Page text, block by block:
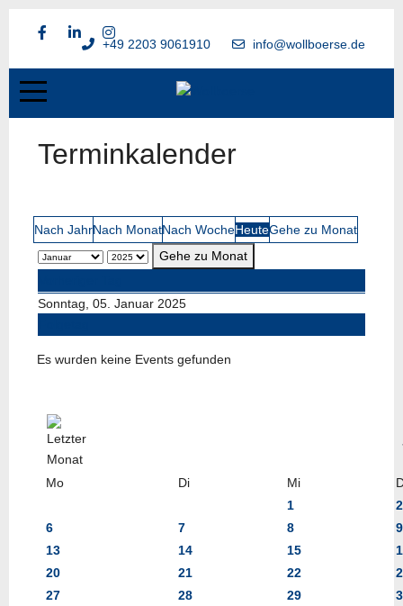
+49 2203 9061910 info@wollboerse.de
Terminkalender
Nach JahrNach MonatNach WocheHeuteGehe zu Monat
Gehe zu Monat
Sonntag, 05. Januar 2025
Es wurden keine Events gefunden
Mo Di Mi
1
2
6
7 8
9
13
14 15
20
21 22
27
28 29